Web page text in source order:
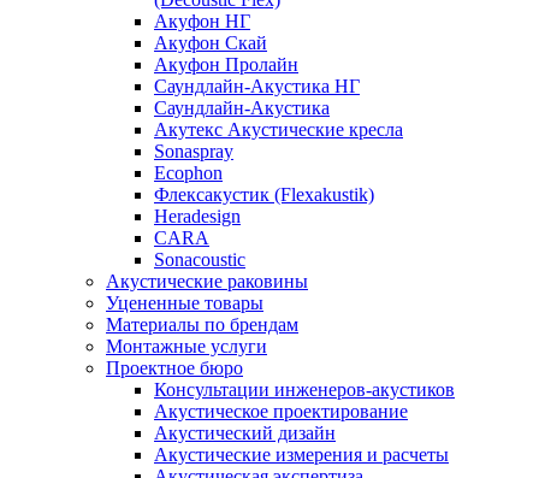
Акуфон НГ
Акуфон Скай
Акуфон Пролайн
Саундлайн-Акустика НГ
Саундлайн-Акустика
Акутекс Акустические кресла
Sonaspray
Ecophon
Флексакустик (Flexakustik)
Heradesign
CARA
Sonacoustic
Акустические раковины
Уцененные товары
Материалы по брендам
Монтажные услуги
Проектное бюро
Консультации инженеров-акустиков
Акустическое проектирование
Акустический дизайн
Акустические измерения и расчеты